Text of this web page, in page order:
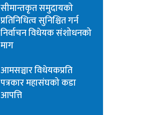
सीमान्तकृत समुदायको
प्रतिनिधित्व सुनिश्चित गर्न
निर्वाचन विधेयक संशोधनको
माग
आमसञ्चार विधेयकप्रति
पत्रकार महासंघको कडा
आपत्ति